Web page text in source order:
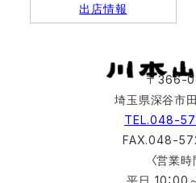
〒366-
埼玉県深谷市
TEL.048-
FAX.048-
〈営業時
平日 10：00
出店情報